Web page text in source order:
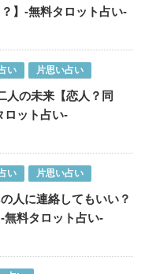
】-無料タロット占い-
い 片思い占い
人の未来【恋人？同
ロット占い-
い 片思い占い
人に連絡してもいい？
無料タロット占い-